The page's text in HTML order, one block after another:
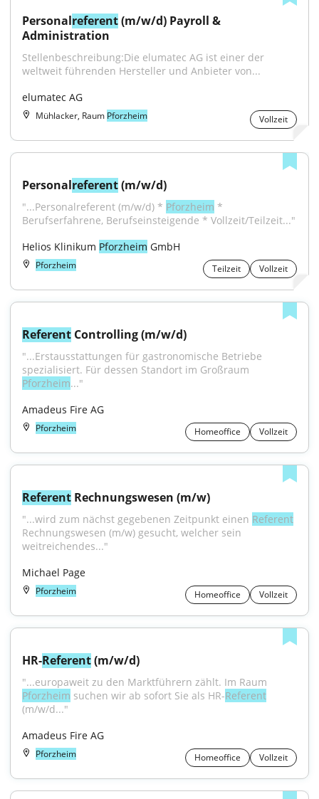
Personalreferent (m/w/d) Payroll &
Administration
Stellenbeschreibung:Die elumatec AG ist einer der
weltweit führenden Hersteller und Anbieter von...
elumatec AG
Mühlacker, Raum Pforzheim Vollzeit
Personalreferent (m/w/d)
"...Personalreferent (m/w/d) * Pforzheim *
Berufserfahrene, Berufseinsteigende * Vollzeit/Teilzeit..."
Helios Klinikum Pforzheim GmbH
Pforzheim Teilzeit Vollzeit
Referent Controlling (m/w/d)
"...Erstausstattungen für gastronomische Betriebe
Pforzheim..."
Amadeus Fire AG
Pforzheim Homeoffice Vollzeit
Referent Rechnungswesen (m/w)
"...wird zum nächst gegebenen Zeitpunkt einen Referent
Rechnungswesen (m/w) gesucht, welcher sein
weitreichendes..."
Michael Page
Pforzheim Homeoffice Vollzeit
HR-Referent (m/w/d)
Pforzheim suchen wir ab sofort Sie als HR-Referent
(m/w/d..."
Amadeus Fire AG
Pforzheim Homeoffice Vollzeit